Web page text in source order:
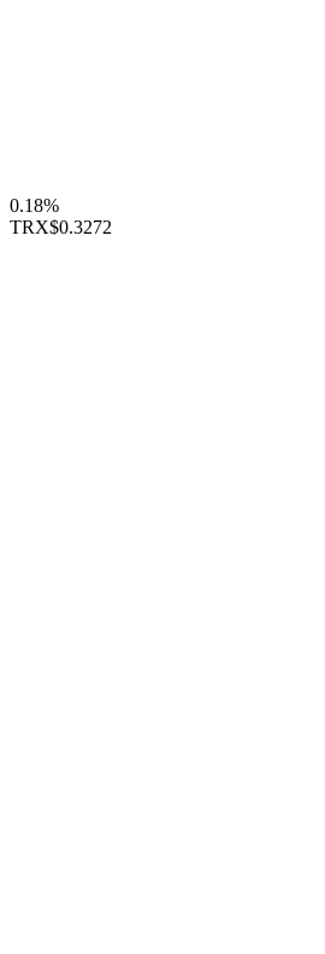
0.18%
TRX$0.3272